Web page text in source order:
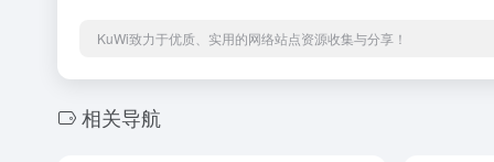
KuWi致力于优质、实用的网络站点资源收集与分享！
相关导航